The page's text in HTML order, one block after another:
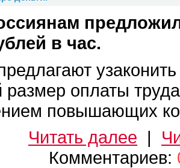
в час.
размер оплаты
повышающих
Читать далее |
Комментариев: